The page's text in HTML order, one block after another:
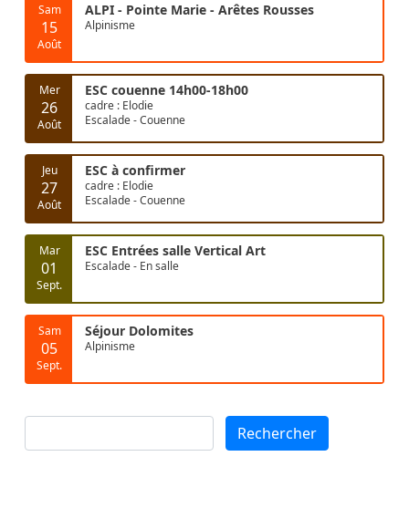
Sam
15
Août
ALPI - Pointe Marie - Arêtes Rousses
Alpinisme
Mer
26
Août
ESC couenne 14h00-18h00
cadre : Elodie
Escalade - Couenne
Jeu
27
Août
ESC à confirmer
cadre : Elodie
Escalade - Couenne
Mar
01
Sept.
ESC Entrées salle Vertical Art
Escalade - En salle
Sam
05
Sept.
Séjour Dolomites
Alpinisme
Rechercher Rechercher